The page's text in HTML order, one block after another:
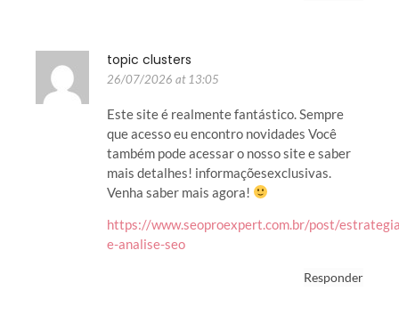
topic clusters
26/07/2026 at 13:05
Este site é realmente fantástico. Sempre
que acesso eu encontro novidades Você
também pode acessar o nosso site e saber
mais detalhes! informaçõesexclusivas.
Venha saber mais agora!
https://www.seoproexpert.com.br/post/
e-analise-seo
Responder